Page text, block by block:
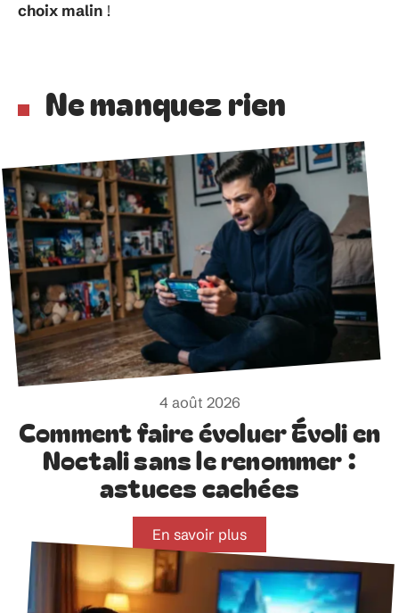
choix malin !
Ne manquez rien
4 août 2026
Comment faire évoluer Évoli en
Noctali sans le renommer :
astuces cachées
En savoir plus